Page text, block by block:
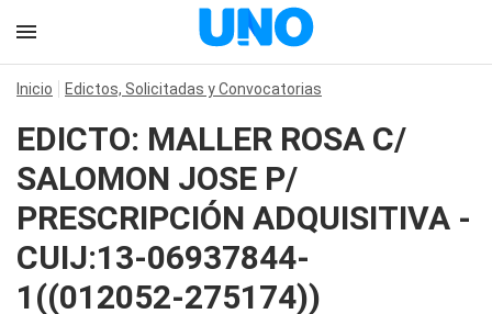
Inicio Edictos, Solicitadas y Convocatorias
EDICTO: MALLER ROSA C/
SALOMON JOSE P/
PRESCRIPCIÓN ADQUISITIVA -
CUIJ:13-06937844-
1((012052-275174))